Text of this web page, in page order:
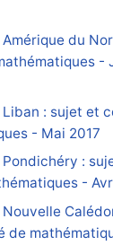
Amérique du
-
Liban : sujet et
- Mai 2017
Pondichéry :
-
Nouvelle
de